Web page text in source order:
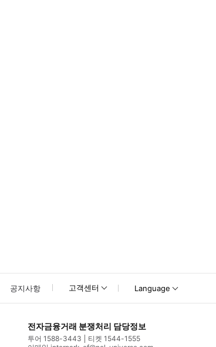
니다. 예약이 없는 승차/하차 장소(집합 장소)는 정차하지
공지사항 고객센터 Language
전자금융거래 분쟁처리 담당정보
투어 1588-3443
티켓 1544-1555